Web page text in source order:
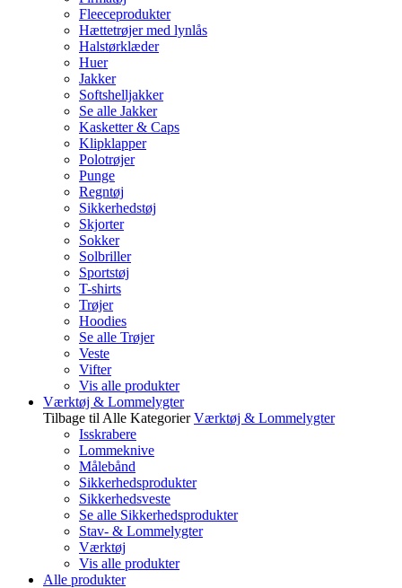
Fleeceprodukter
Hættetrøjer med lynlås
Halstørklæder
Huer
Jakker
Softshelljakker
Se alle Jakker
Kasketter & Caps
Klipklapper
Polotrøjer
Punge
Regntøj
Sikkerhedstøj
Skjorter
Sokker
Solbriller
Sportstøj
T-shirts
Trøjer
Hoodies
Se alle Trøjer
Veste
Vifter
Vis alle produkter
Værktøj & Lommelygter
Tilbage til Alle Kategorier Værktøj & Lommelygter
Isskrabere
Lommeknive
Målebånd
Sikkerhedsprodukter
Sikkerhedsveste
Se alle Sikkerhedsprodukter
Stav- & Lommelygter
Værktøj
Vis alle produkter
Alle produkter